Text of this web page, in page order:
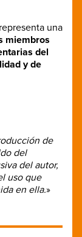
una
miembros
del
y de
de
del
del autor,
uso que
en ella.»